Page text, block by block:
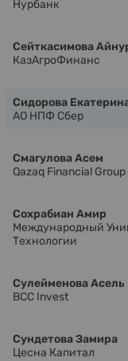
Нурбанк
Сейткасимова
КазАгроФинанс
Сидорова
АО НПФ Сбер
Смагулова Асем
Qazaq Financial Group
Сохрабиан Амир
Международный
Технологии
Сулейменова Асель
BCC Invest
Сундетова Замира
Цесна Капитал